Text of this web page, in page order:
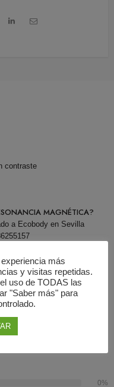
contraste
MAGNÉTICA?
a Ecobody en Sevilla
0%
más
y visitas repetidas.
uso de TODAS las
"Saber más" para